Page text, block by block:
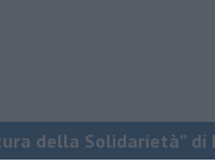
della Solidarietà” di